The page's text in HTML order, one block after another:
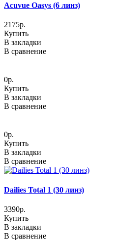
Acuvue Oasys (6 линз)
2175р.
Купить
В закладки
В сравнение
0р.
Купить
В закладки
В сравнение
0р.
Купить
В закладки
В сравнение
Dailies Total 1 (30 линз)
3390р.
Купить
В закладки
В сравнение